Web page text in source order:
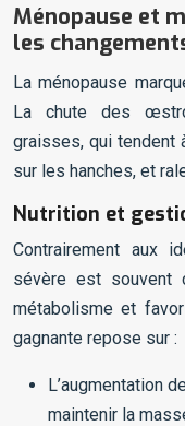
Ménopause et
les
La ménopause
La chute des
graisses, qui tendent
sur les hanches, et
Nutrition et
Contrairement aux
sévère est souvent
métabolisme et
gagnante repose sur :
L’augmentation
maintenir la